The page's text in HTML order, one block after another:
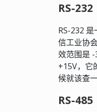
RS-232
RS-232
信工业协
效范围是
+15V，它
候就该查
RS-485